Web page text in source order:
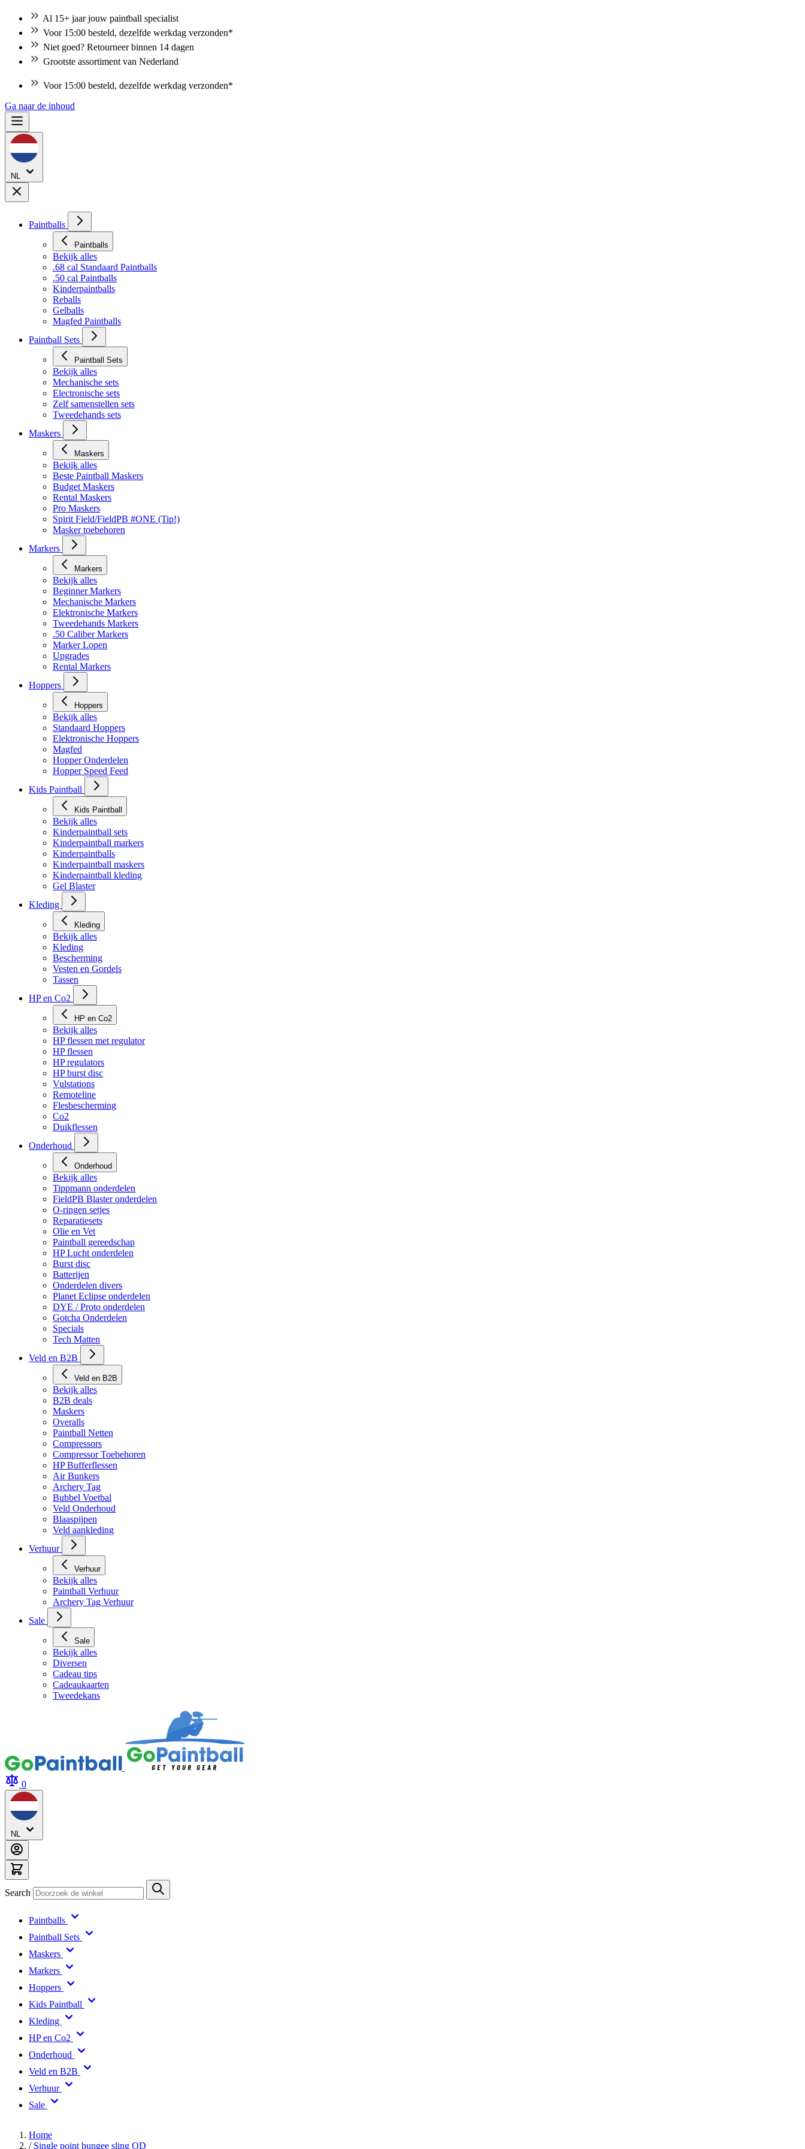
Al 15+ jaar jouw paintball specialist
Voor 15:00 besteld, dezelfde werkdag verzonden*
Niet goed? Retourneer binnen 14 dagen
Grootste assortiment van Nederland
Voor 15:00 besteld, dezelfde werkdag verzonden*
Ga naar de inhoud
NL
Paintballs
Paintballs
Bekijk alles
.68 cal Standaard Paintballs
.50 cal Paintballs
Kinderpaintballs
Reballs
Gelballs
Magfed Paintballs
Paintball Sets
Paintball Sets
Bekijk alles
Mechanische sets
Electronische sets
Zelf samenstellen sets
Tweedehands sets
Maskers
Maskers
Bekijk alles
Beste Paintball Maskers
Budget Maskers
Rental Maskers
Pro Maskers
Spirit Field/FieldPB #ONE (Tip!)
Masker toebehoren
Markers
Markers
Bekijk alles
Beginner Markers
Mechanische Markers
Elektronische Markers
Tweedehands Markers
.50 Caliber Markers
Marker Lopen
Upgrades
Rental Markers
Hoppers
Hoppers
Bekijk alles
Standaard Hoppers
Elektronische Hoppers
Magfed
Hopper Onderdelen
Hopper Speed Feed
Kids Paintball
Kids Paintball
Bekijk alles
Kinderpaintball sets
Kinderpaintball markers
Kinderpaintballs
Kinderpaintball maskers
Kinderpaintball kleding
Gel Blaster
Kleding
Kleding
Bekijk alles
Kleding
Bescherming
Vesten en Gordels
Tassen
HP en Co2
HP en Co2
Bekijk alles
HP flessen met regulator
HP flessen
HP regulators
HP burst disc
Vulstations
Remoteline
Flesbescherming
Co2
Duikflessen
Onderhoud
Onderhoud
Bekijk alles
Tippmann onderdelen
FieldPB Blaster onderdelen
O-ringen setjes
Reparatiesets
Olie en Vet
Paintball gereedschap
HP Lucht onderdelen
Burst disc
Batterijen
Onderdelen divers
Planet Eclipse onderdelen
DYE / Proto onderdelen
Gotcha Onderdelen
Specials
Tech Matten
Veld en B2B
Veld en B2B
Bekijk alles
B2B deals
Maskers
Overalls
Paintball Netten
Compressors
Compressor Toebehoren
HP Bufferflessen
Air Bunkers
Archery Tag
Bubbel Voetbal
Veld Onderhoud
Blaaspijpen
Veld aankleding
Verhuur
Verhuur
Bekijk alles
Paintball Verhuur
Archery Tag Verhuur
Sale
Sale
Bekijk alles
Diversen
Cadeau tips
Cadeaukaarten
Tweedekans
0
NL
Search
Paintballs
Paintball Sets
Maskers
Markers
Hoppers
Kids Paintball
Kleding
HP en Co2
Onderhoud
Veld en B2B
Verhuur
Sale
Home
/ Single point bungee sling OD